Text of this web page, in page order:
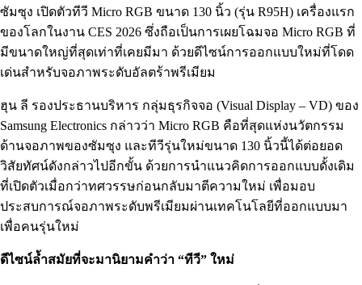
ซัมซุง เปิดตัวทีวี Micro RGB ขนาด 130 นิ้ว (รุ่น R95H) เครื่องแรก
ของโลกในงาน CES 2026 ซึ่งถือเป็นการเผยโฉมจอ Micro RGB ที่
มีขนาดใหญ่ที่สุดเท่าที่เคยมีมา ด้วยดีไซน์การออกแบบใหม่ที่โดด
เด่นสำหรับจอภาพระดับอัลตร้าพรีเมียม
ฮุน ลี รองประธานบริหาร กลุ่มธุรกิจจอ (Visual Display – VD) ของ
Samsung Electronics กล่าวว่า Micro RGB คือที่สุดแห่งนวัตกรรม
ด้านจอภาพของซัมซุง และทีวีรุ่นใหม่ขนาด 130 นิ้วนี้ได้ต่อยอด
วิสัยทัศน์ดังกล่าวไปอีกขั้น ด้วยการนำแนวคิดการออกแบบดั้งเดิม
ที่เปิดตัวเมื่อกว่าทศวรรษก่อนกลับมาตีความใหม่ เพื่อมอบ
ประสบการณ์จอภาพระดับพรีเมียมผ่านเทคโนโลยีที่ออกแบบมา
เพื่อคนรุ่นใหม่
ดีไซน์ล้ำสมัยที่จะมานิยามคำว่า “ทีวี” ใหม่